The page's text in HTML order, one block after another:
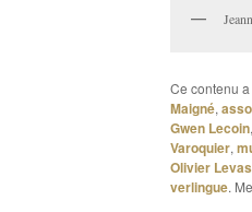
Ce contenu
Maigné,
Gwen Lecoin,
Varoquier,
Olivier
verlingue.